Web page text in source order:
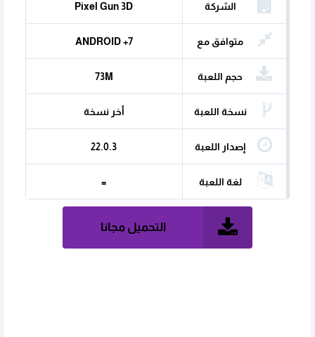
الشركة
المنتجة
Pixel Gun 3D
متوافق مع ANDROID +7
حجم اللعبة 73M
نسخة اللعبة أخر نسخة
إصدار اللعبة 22.0.3
لغة اللعبة =
التحميل مجانا